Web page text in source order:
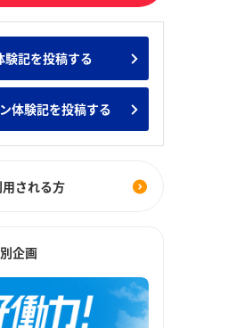
みんなのインターン人気企業ランキ
験記を投稿する
体験記を投稿する
される方
企画